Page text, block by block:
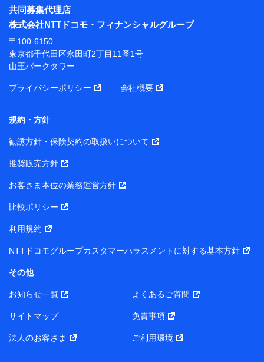
※ パーソナルデータダッシュボードの「第三者提供の
管理」の設定状態にかかわらず、共同利用する場合があ
ります。
※ dポイントクラブ会員ではないお客さま（2019年12
月11日以降、一度もdポイントクラブ会員であったこと
がないお客さまに限る）に関する、2019年12月10日以
前に取得した個人データは、こちら の利用目的の範囲内
当社は株式会社NTTドコモ・フィナンシャルグループ
との間で、以下のとおり個人データを共同利用しま
す。
【共同して利用される利用データの項目】
当社または株式会社NTTドコモ・フィナンシャルグルー
の個人データ
基本情報
性、連絡先、dポイントサービスのご利用に関する情報。例
所、dポイント残高、dポイント利用履歴などが含まれます。
当社または株式会社NTTドコモ・フィナンシャルグループが
報。例として、当社または株式会社NTTドコモ・フィナンシ
履歴インターネット利用時の行動に関する情報、アプリケー
共同募集代理店
株式会社NTTドコモ・フィナンシャルグループ
〒100-6150
東京都千代田区永田町2丁目11番1号
山王パークタワー
プライバシーポリシー 会社概要
規約・方針
勧誘方針・保険契約の取扱いについて
推奨販売方針
お客さま本位の業務運営方針
比較ポリシー
利用規約
NTTドコモグループカスタマーハラスメントに対する基本方針
その他
お知らせ一覧 よくあるご質問
サイトマップ 免責事項
法人のお客さま ご利用環境